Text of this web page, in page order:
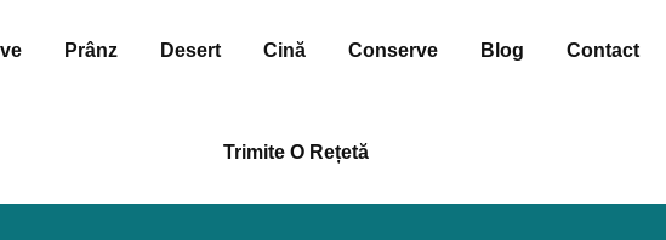
Prânz Desert Cină Conserve Blog Contact
Trimite O Rețetă